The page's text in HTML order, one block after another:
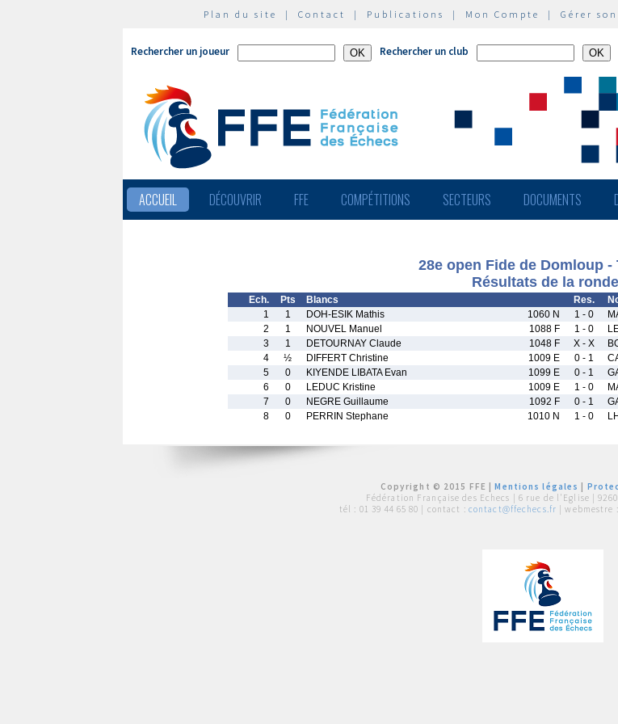
Plan du site | Contact | Publications | Mon Compte | Gérer
Rechercher un joueur Rechercher un club
ACCUEIL DÉCOUVRIR FFE COMPÉTITIONS SECTEURS DOCUMENTS
28e open Fide de Domloup -
Résultats de la
Ech. Pts Blancs Res.
1
1 DOH-ESIK Mathis 1060 N 1 - 0
2
1 NOUVEL Manuel 1088 F 1 - 0
3
1 DETOURNAY Claude 1048 F X - X
4
½ DIFFERT Christine 1009 E 0 - 1
5
0 KIYENDE LIBATA Evan 1099 E 0 - 1
6
0 LEDUC Kristine 1009 E 1 - 0
7
0 NEGRE Guillaume 1092 F 0 - 1
8
0 PERRIN Stephane 1010 N 1 - 0
Copyright © 2015 FFE |Mentions légales
Fédération Française des Echecs | 6 rue de l'Eglise |
tél : 01 39 44 65 80 | contact : contact@ffechecs.fr | webmestre :